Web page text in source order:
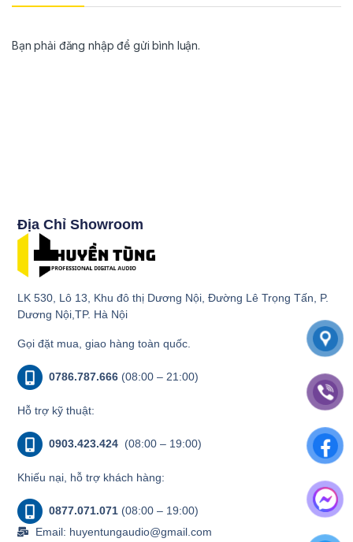
Bạn phải đăng nhập để gửi bình luận.
Địa Chỉ Showroom
LK 530, Lô 13, Khu đô thị Dương Nội, Đường Lê Trọng Tấn, P.
Dương Nội,TP. Hà Nội
Gọi đặt mua, giao hàng toàn quốc.
0786.787.666 (08:00 – 21:00)
Hỗ trợ kỹ thuật:
0903.423.424 (08:00 – 19:00)
Khiếu nại, hỗ trợ khách hàng:
0877.071.071 (08:00 – 19:00)
Email: huyentungaudio@gmail.com